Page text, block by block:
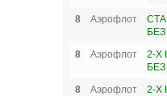
8
Аэрофлот
8
Аэрофлот
2-X
8
Аэрофлот
2-X